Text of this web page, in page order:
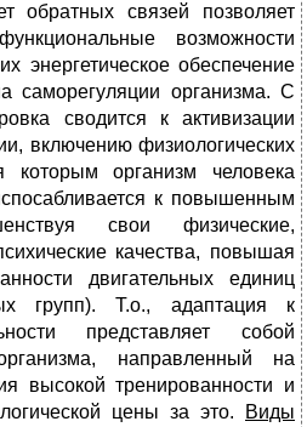
обратных связей позволяет
воз­можности
энергетическое обеспечение
саморегуляции организма. С
сводится к активизации
включению физиологических
которым организм человека
к повышенным
свои физические,
ка­чества, повышая
двигательных единиц
групп). Т.о.,
адаптация к
представляет собой
направленный на
высокой тренированности и
цены за это.
Виды